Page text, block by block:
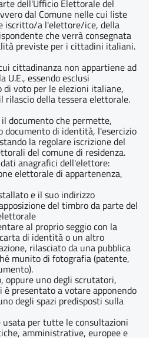
dell'Ufficio Elettorale del
dal Comune nelle cui liste
iscritto/a l'elettore/ice, della
che verrà consegnata
previste per i cittadini italiani.
cittadinanza non appartiene ad
U.E., essendo esclusi
voto per le elezioni italiane,
rilascio della tessera elettorale.
documento che permette,
documento di identità, l'esercizio
la regolare iscrizione del
del comune di residenza.
anagrafici dell'elettore:
elettorale di appartenenza,
e il suo indirizzo
del timbro da parte del
al proprio seggio con la
di identità o un altro
rilasciato da una pubblica
munito di fotografia (patente,
oppure uno degli scrutatori,
presentato a votare apponendo
degli spazi predisposti sulla
usata per tutte le consultazioni
amministrative, europee e